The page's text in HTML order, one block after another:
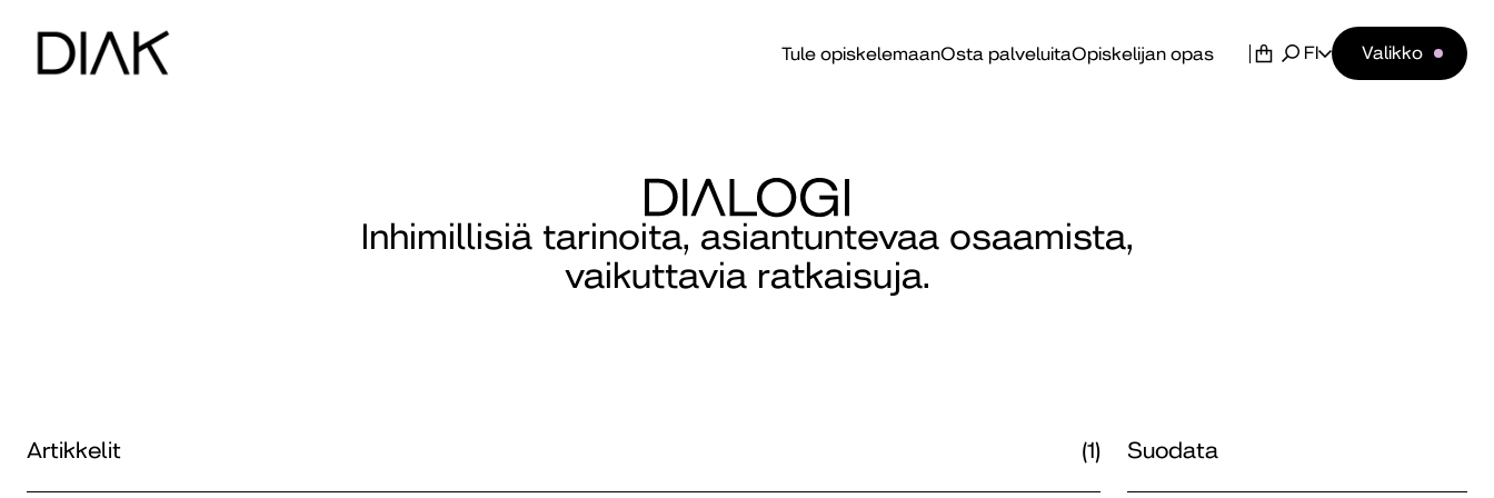
Tule opiskelemaanOsta palveluitaOpiskelijan opas FI Valikko
Inhimillisiä tarinoita, asiantuntevaa osaamista,
vaikuttavia ratkaisuja.
Artikkelit (1) Suodata